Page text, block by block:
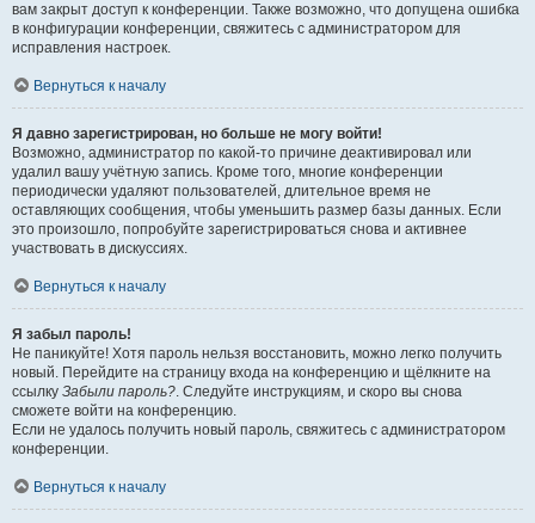
вам закрыт доступ к конференции. Также возможно, что допущена ошибка
в конфигурации конференции, свяжитесь с администратором для
исправления настроек.
Вернуться к началу
Я давно зарегистрирован, но больше не могу войти!
Возможно, администратор по какой-то причине деактивировал или
удалил вашу учётную запись. Кроме того, многие конференции
периодически удаляют пользователей, длительное время не
оставляющих сообщения, чтобы уменьшить размер базы данных. Если
это произошло, попробуйте зарегистрироваться снова и активнее
участвовать в дискуссиях.
Вернуться к началу
Я забыл пароль!
Не паникуйте! Хотя пароль нельзя восстановить, можно легко получить
новый. Перейдите на страницу входа на конференцию и щёлкните на
ссылку Забыли пароль?. Следуйте инструкциям, и скоро вы снова
сможете войти на конференцию.
Если не удалось получить новый пароль, свяжитесь с администратором
конференции.
Вернуться к началу